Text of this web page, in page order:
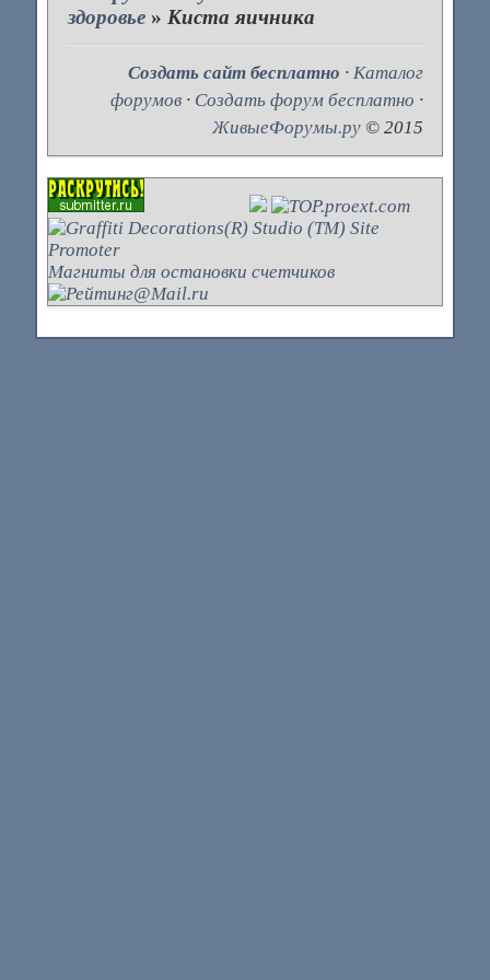
здоровье » Киста яичника
Создать сайт бесплатно · Каталог
форумов · Создать форум бесплатно ·
ЖивыеФорумы.ру © 2015
Магниты для остановки счетчиков